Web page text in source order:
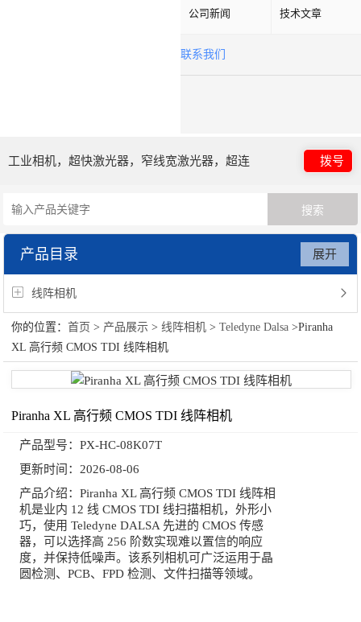
公司新闻 技术文章
联系我们
工业相机，超快激光器，窄线宽激光器，超连
续谱光源，光子晶体光纤
拨号
产品目录
线阵相机
展开
你的位置：首页 > 产品展示 >线阵相机 >Teledyne Dalsa >Piranha
XL 高行频 CMOS TDI 线阵相机
Piranha XL 高行频 CMOS TDI 线阵相机
产品型号： PX-HC-08K07T
更新时间： 2026-08-06
产品介绍： Piranha XL 高行频 CMOS TDI 线阵相
机是业内 12 线 CMOS TDI 线扫描相机，外形小
巧，使用 Teledyne DALSA 先进的 CMOS 传感
器，可以选择高 256 阶数实现难以置信的响应
度，并保持低噪声。该系列相机可广泛运用于晶
圆检测、PCB、FPD 检测、文件扫描等领域。